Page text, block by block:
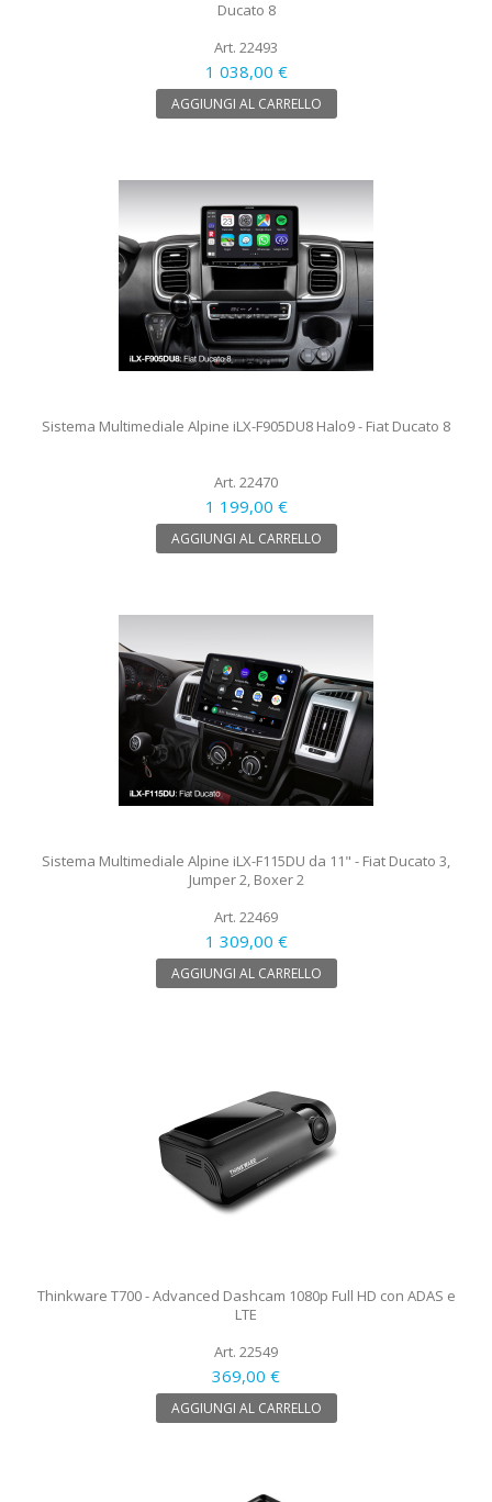
Ducato 8
Art. 22493
1 038,00 €
AGGIUNGI AL CARRELLO
Sistema Multimediale Alpine iLX-F905DU8 Halo9 - Fiat Ducato 8
Art. 22470
1 199,00 €
AGGIUNGI AL CARRELLO
Sistema Multimediale Alpine iLX-F115DU da 11" - Fiat Ducato 3,
Jumper 2, Boxer 2
Art. 22469
1 309,00 €
AGGIUNGI AL CARRELLO
Thinkware T700 - Advanced Dashcam 1080p Full HD con ADAS e
LTE
Art. 22549
369,00 €
AGGIUNGI AL CARRELLO